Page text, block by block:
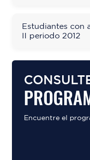
Encuentre el
Estudiantes con
II periodo 2012